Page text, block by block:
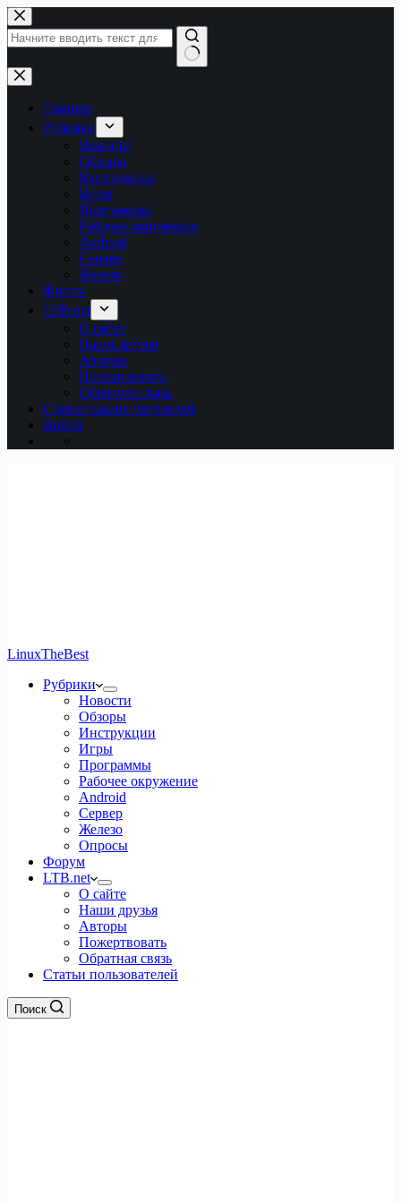
Перейти
к
сути
Ничего
не
найденоГлавная
Рубрики
Новости
Обзоры
Инструкции
Игры
Программы
Рабочее окружение
Android
Сервер
Железо
Форум
LTB.net
О сайте
Наши друзья
Авторы
Пожертвовать
Обратная связь
Статьи наших читателей
Войти
LinuxTheBest
Рубрики
Новости
Обзоры
Инструкции
Игры
Программы
Рабочее окружение
Android
Сервер
Железо
Опросы
Форум
LTB.net
О сайте
Наши друзья
Авторы
Пожертвовать
Обратная связь
Статьи пользователей
Поиск